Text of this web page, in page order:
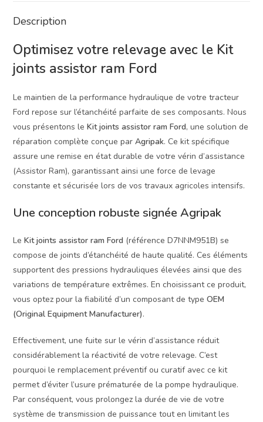
Description
Optimisez votre relevage avec le Kit
joints assistor ram Ford
Le maintien de la performance hydraulique de votre tracteur
Ford repose sur l’étanchéité parfaite de ses composants. Nous
vous présentons leKit joints assistor ram Ford, une solution de
réparation complète conçue parAgripak. Ce kit spécifique
assure une remise en état durable de votre vérin d’assistance
(Assistor Ram), garantissant ainsi une force de levage
constante et sécurisée lors de vos travaux agricoles intensifs.
Une conception robuste signée Agripak
LeKit joints assistor ram Ford (référence D7NNM951B) se
compose de joints d’étanchéité de haute qualité. Ces éléments
supportent des pressions hydrauliques élevées ainsi que des
variations de température extrêmes. En choisissant ce produit,
vous optez pour la fiabilité d’un composant de typeOEM
(Original Equipment Manufacturer).
Effectivement, une fuite sur le vérin d’assistance réduit
considérablement la réactivité de votre relevage. C’est
pourquoi le remplacement préventif ou curatif avec ce kit
permet d’éviter l’usure prématurée de la pompe hydraulique.
Par conséquent, vous prolongez la durée de vie de votre
système de transmission de puissance tout en limitant les